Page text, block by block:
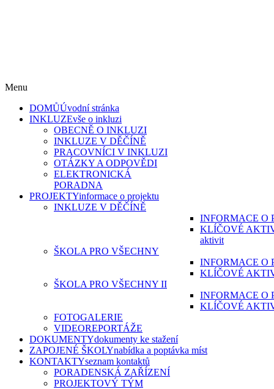
Menu
DOMŮÚvodní stránka
INKLUZEvše o inkluzi
OBECNĚ O INKLUZI
INKLUZE V DĚČÍNĚ
PRACOVNÍCI V INKLUZI
OTÁZKY A ODPOVĚDI
ELEKTRONICKÁ
PORADNA
PROJEKTYinformace o projektu
INKLUZE V DĚČÍNĚ
INFORMACE O
KLÍČOVÉ
aktivit
ŠKOLA PRO VŠECHNY
INFORMACE O
KLÍČOVÉ
ŠKOLA PRO VŠECHNY II
INFORMACE O
KLÍČOVÉ
FOTOGALERIE
VIDEOREPORTÁŽE
DOKUMENTYdokumenty ke stažení
ZAPOJENÉ ŠKOLYnabídka a poptávka míst
KONTAKTYseznam kontaktů
PORADENSKÁ ZAŘÍZENÍ
PROJEKTOVÝ TÝM